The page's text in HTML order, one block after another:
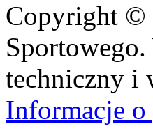
Copyright ©
techniczny i
Informacje